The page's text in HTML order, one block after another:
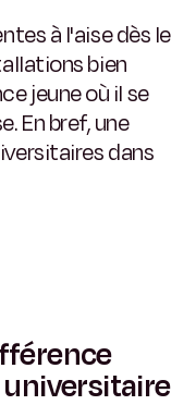
à l'aise dès le
bien
jeune où il se
En bref, une
dans